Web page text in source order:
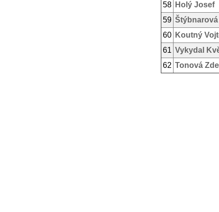
58 Holý Josef
59
60 Koutný
61 Vykydal
62 Tonová